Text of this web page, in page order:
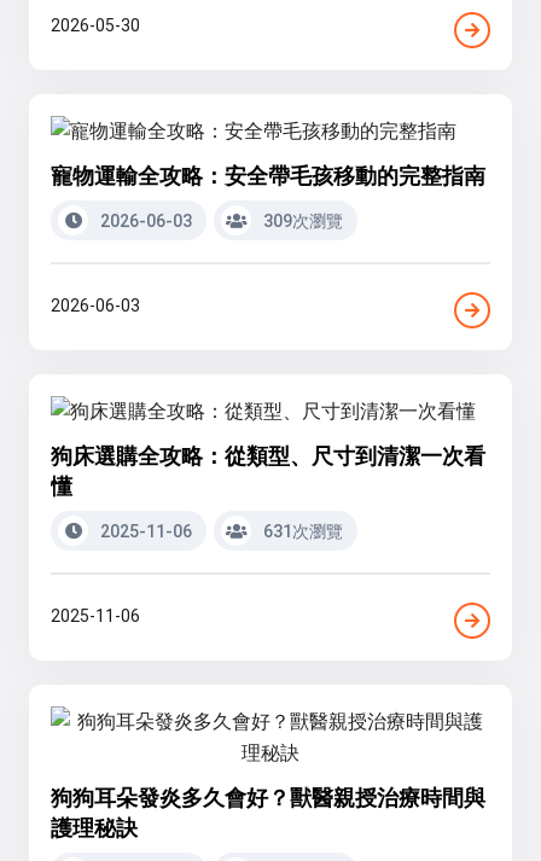
2026-05-30
寵物運輸全攻略：安全帶毛孩移動的完整指南
2026-06-03 309次瀏覽
2026-06-03
狗床選購全攻略：從類型、尺寸到清潔一次看
懂
2025-11-06 631次瀏覽
2025-11-06
狗狗耳朵發炎多久會好？獸醫親授治療時間與
護理秘訣